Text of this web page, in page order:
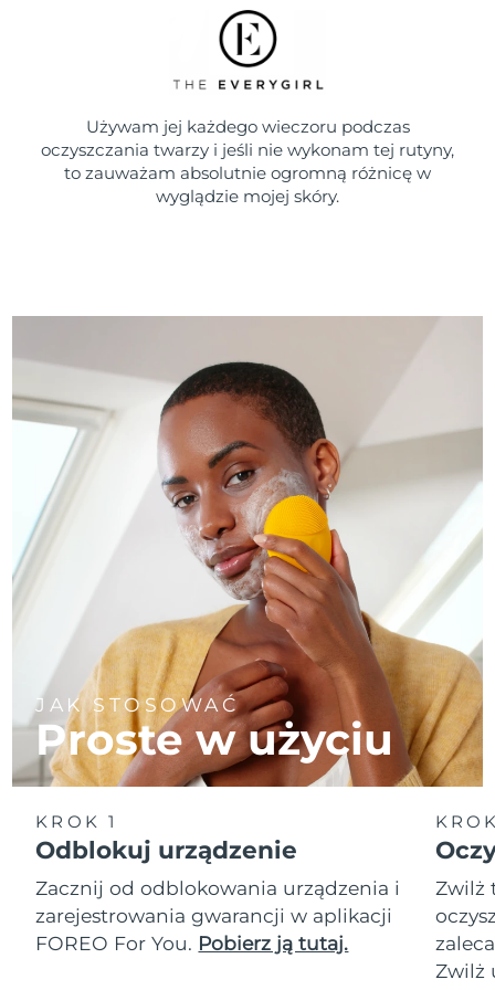
Używam jej każdego wieczoru podczas
oczyszczania twarzy i jeśli nie wykonam tej rutyny,
to zauważam absolutnie ogromną różnicę w
wyglądzie mojej skóry.
JAK STOSOWAĆ
Proste w użyciu
KROK 1
Odblokuj urządzenie
Zacznij od odblokowania urządzenia i
zarejestrowania gwarancji w aplikacji
FOREO For You. Pobierz ją tutaj.
Zwilż
Zwilż